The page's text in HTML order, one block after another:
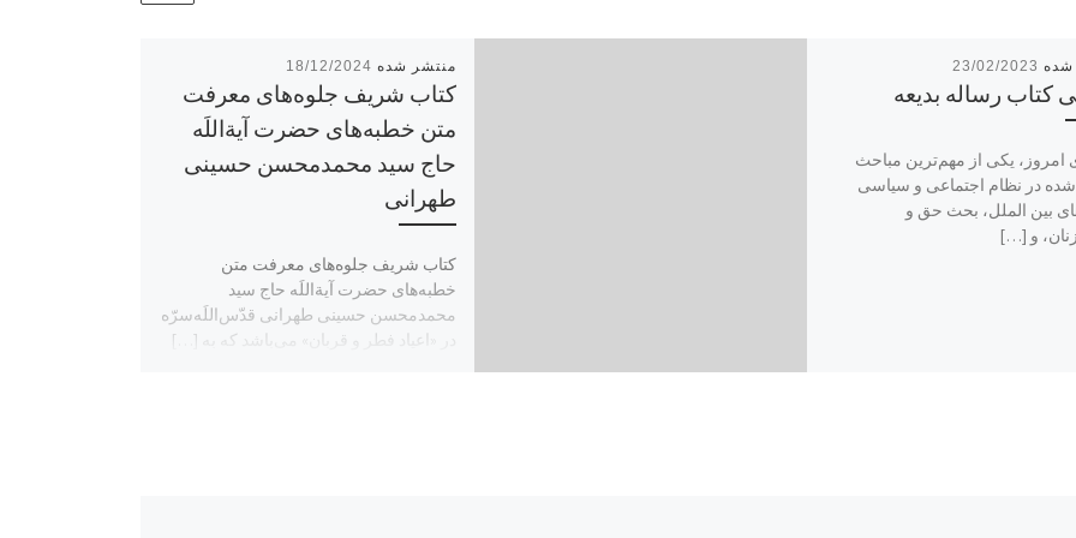
18/12/2024
کتاب شریف جلوه‌های معرفت
متن خطبه‌های حضرت آیة‌اللَه
حاج سید محمدمحسن حسینی
طهرانی
کتاب شریف جلوه‌های معرفت متن
خطبه‌های حضرت آیة‌اللَه حاج سید
محمدمحسن حسینی طهرانی قدّس‌اللَه‌سرّه
در «اعیاد فطر و قربان» می‌باشد که به […]
23/02/2023
کتاب رساله بدیعه
امروز، یکی از مهم‌ترین مباحث
در نظام اجتماعی و سیاسی
بین الملل، بحث حق و
و […]